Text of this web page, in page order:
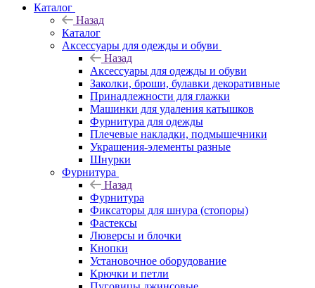
Каталог
Назад
Каталог
Аксессуары для одежды и обуви
Назад
Аксессуары для одежды и обуви
Заколки, броши, булавки декоративные
Принадлежности для глажки
Машинки для удаления катышков
Фурнитура для одежды
Плечевые накладки, подмышечники
Украшения-элементы разные
Шнурки
Фурнитура
Назад
Фурнитура
Фиксаторы для шнура (стопоры)
Фастексы
Люверсы и блочки
Кнопки
Установочное оборудование
Крючки и петли